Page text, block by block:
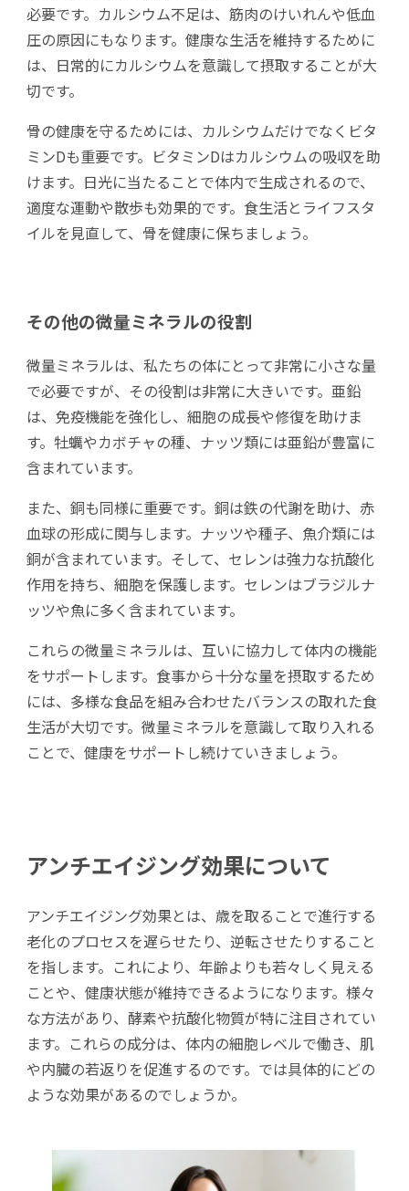
必要です。カルシウム不足は、筋肉のけいれんや低血
圧の原因にもなります。健康な生活を維持するために
は、日常的にカルシウムを意識して摂取することが大
切です。
骨の健康を守るためには、カルシウムだけでなくビタ
ミンDも重要です。ビタミンDはカルシウムの吸収を助
けます。日光に当たることで体内で生成されるので、
適度な運動や散歩も効果的です。食生活とライフスタ
イルを見直して、骨を健康に保ちましょう。
その他の微量ミネラルの役割
微量ミネラルは、私たちの体にとって非常に小さな量
で必要ですが、その役割は非常に大きいです。亜鉛
は、免疫機能を強化し、細胞の成長や修復を助けま
す。牡蠣やカボチャの種、ナッツ類には亜鉛が豊富に
含まれています。
また、銅も同様に重要です。銅は鉄の代謝を助け、赤
血球の形成に関与します。ナッツや種子、魚介類には
銅が含まれています。そして、セレンは強力な抗酸化
作用を持ち、細胞を保護します。セレンはブラジルナ
ッツや魚に多く含まれています。
これらの微量ミネラルは、互いに協力して体内の機能
をサポートします。食事から十分な量を摂取するため
には、多様な食品を組み合わせたバランスの取れた食
生活が大切です。微量ミネラルを意識して取り入れる
ことで、健康をサポートし続けていきましょう。
アンチエイジング効果について
アンチエイジング効果とは、歳を取ることで進行する
老化のプロセスを遅らせたり、逆転させたりすること
を指します。これにより、年齢よりも若々しく見える
ことや、健康状態が維持できるようになります。様々
な方法があり、酵素や抗酸化物質が特に注目されてい
ます。これらの成分は、体内の細胞レベルで働き、肌
や内臓の若返りを促進するのです。では具体的にどの
ような効果があるのでしょうか。